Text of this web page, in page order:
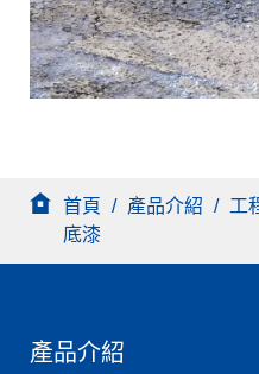
首頁 / 產品介紹 / 工
底漆
產品介紹